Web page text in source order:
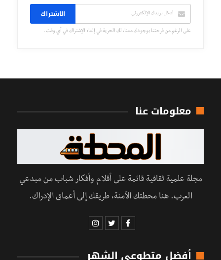
الاشتراك
على الرغم من فرحتنا بوجودك معنا، لك الحرية في إلغاء الإشتراك في أي وقت.
معلومات عنا
مجلة علمية ثقافية قائمة على أقلام وأفكار شباب من مبدعي
العرب. هنا محطتك الآمنة، طريقك إلى أعماق الإدراك.
أفضل متطوعي الشهر